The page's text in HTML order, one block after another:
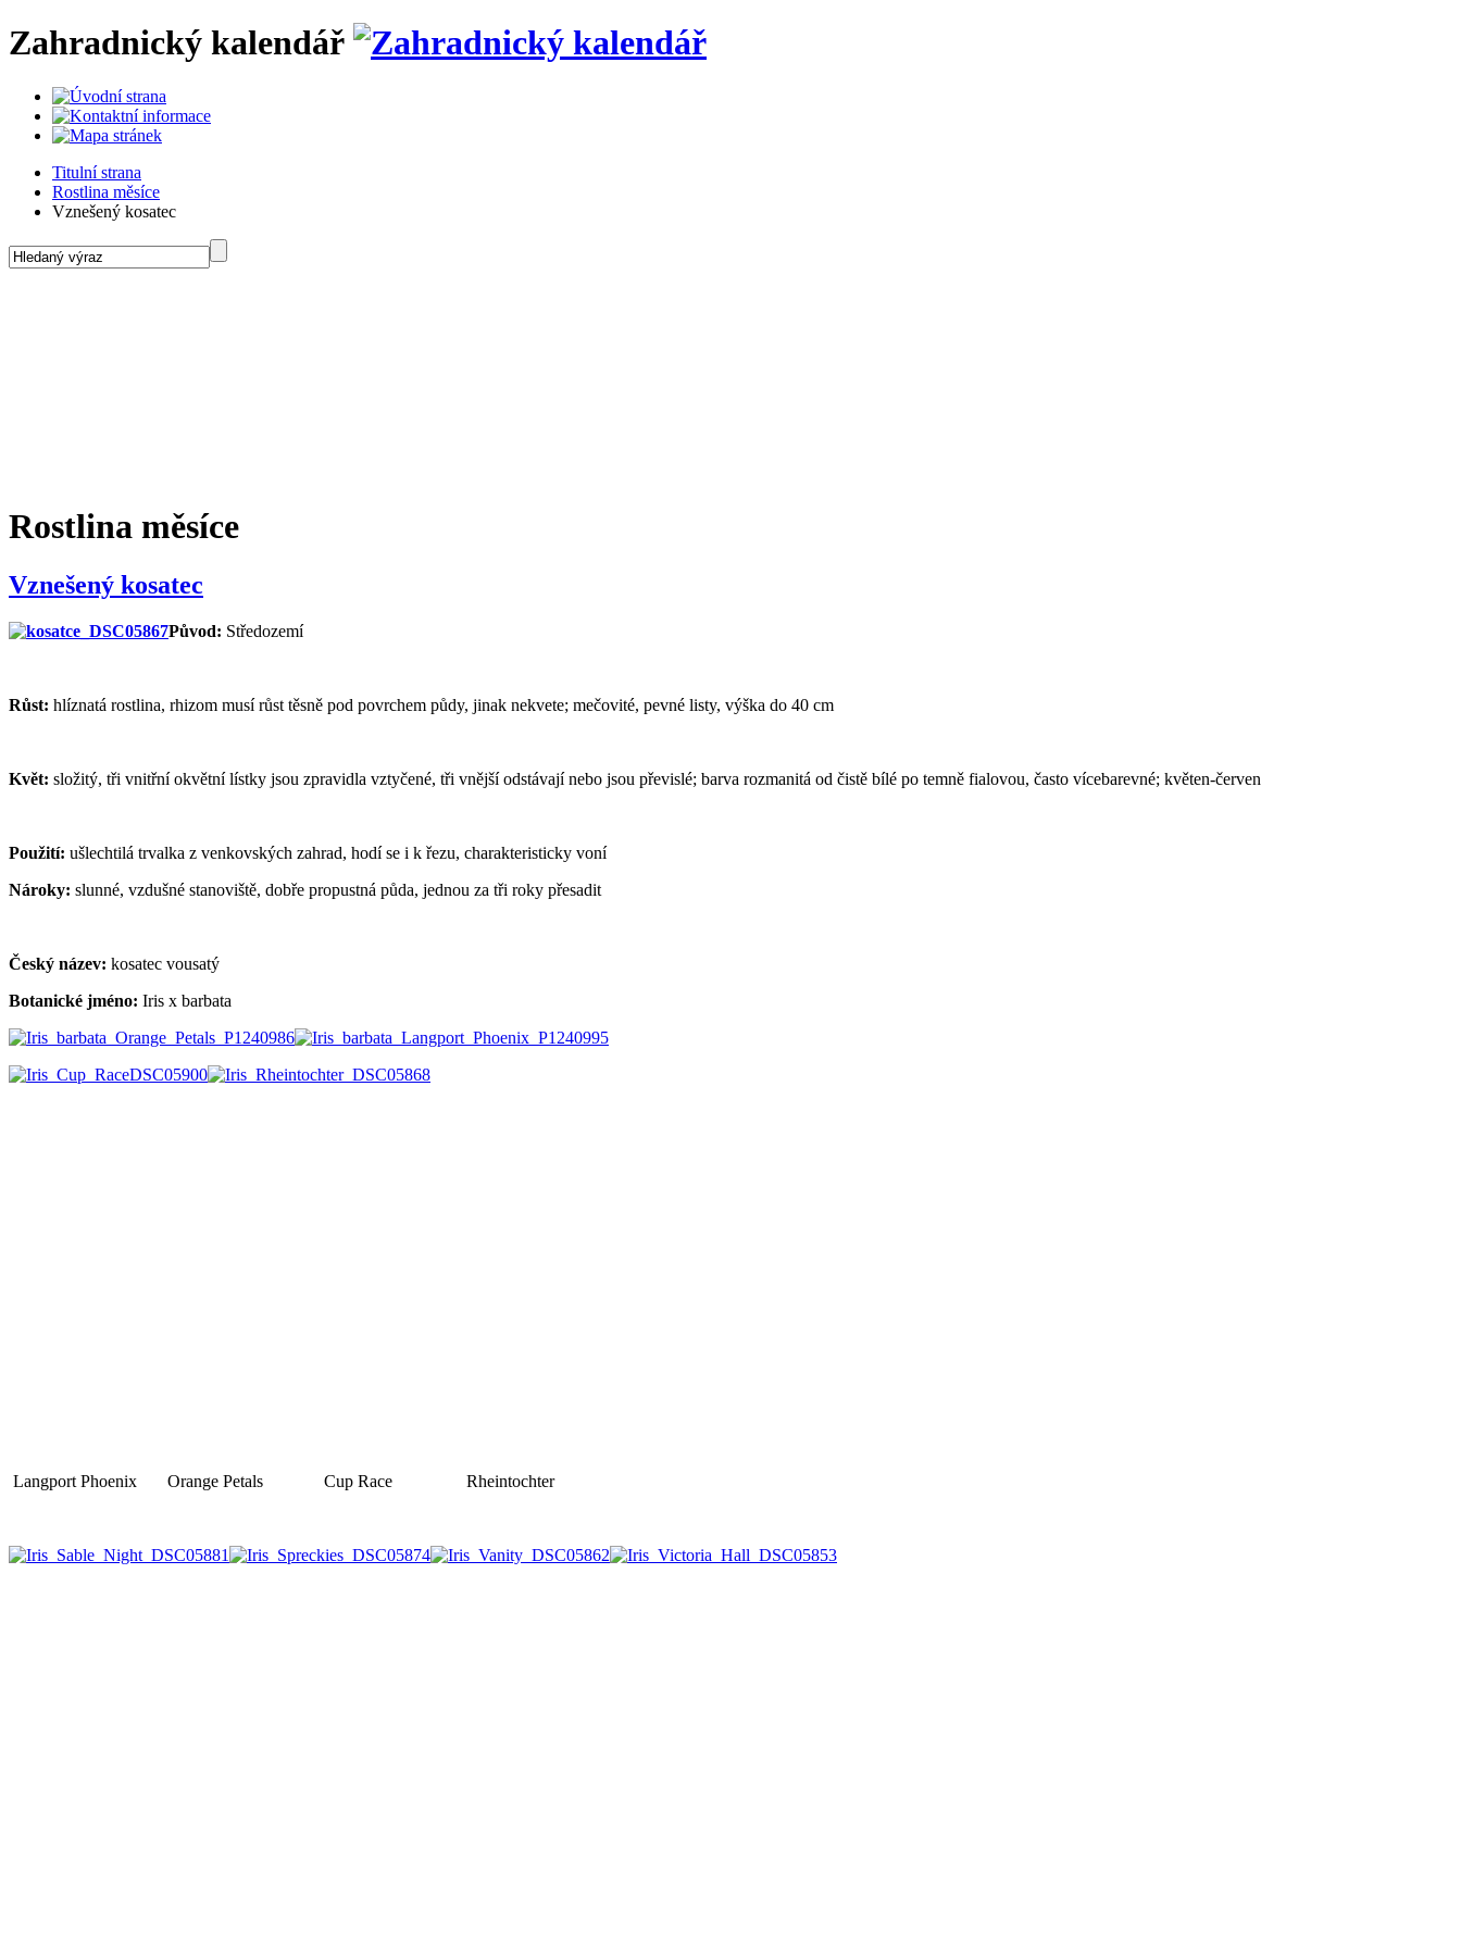
Zahradnický kalendář
Titulní strana
Rostlina měsíce
Vznešený kosatec
Rostlina měsíce
Vznešený kosatec
Původ: Středozemí
Růst: hlíznatá rostlina, rhizom musí růst těsně pod povrchem půdy, jinak nekvete; mečovité, pevné listy, výška do 40 cm
Květ: složitý, tři vnitřní okvětní lístky jsou zpravidla vztyčené, tři vnější odstávají nebo jsou převislé; barva rozmanitá od čistě bílé po temně fialovou, často vícebarevné; květen-červen
Použití: ušlechtilá trvalka z venkovských zahrad, hodí se i k řezu, charakteristicky voní
Nároky: slunné, vzdušné stanoviště, dobře propustná půda, jednou za tři roky přesadit
Český název: kosatec vousatý
Botanické jméno: Iris x barbata
Langport Phoenix Orange Petals Cup Race Rheintochter